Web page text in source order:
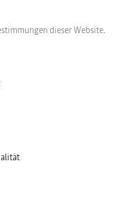
dieser Website.